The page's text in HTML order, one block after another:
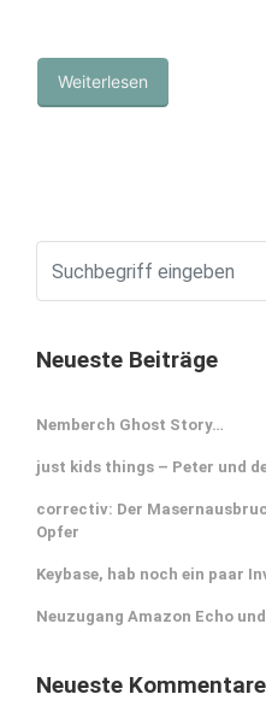
Weiterlesen
Neueste Beiträge
Nemberch Ghost Story…
just kids things – Peter und
correctiv: Der
Opfer
Keybase, hab noch ein paar
Neuzugang Amazon Echo
Neueste Kommentare